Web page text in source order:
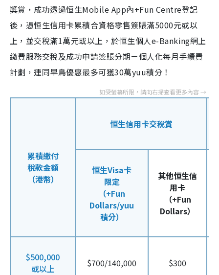
獎賞，成功透過恒生Mobile App內+Fun Centre登記
後，憑恒生信用卡累積合資格零售簽賬滿5000元或以
上，並交稅滿1萬元或以上，於恒生個人e-Banking網上
繳費服務交稅及成功申請簽賬分期－個人化每月手續費
計劃，連同早鳥優惠最多可獲30萬yuu積分！
累積繳付
稅款金額
（港幣）
恒生信用卡交稅賞
恒生Visa卡
限定
（+Fun
Dollars/yuu
積分）
其他恒生信
用卡
（+Fun
Dollars）
$500,000
或以上
$700/140,000 $300